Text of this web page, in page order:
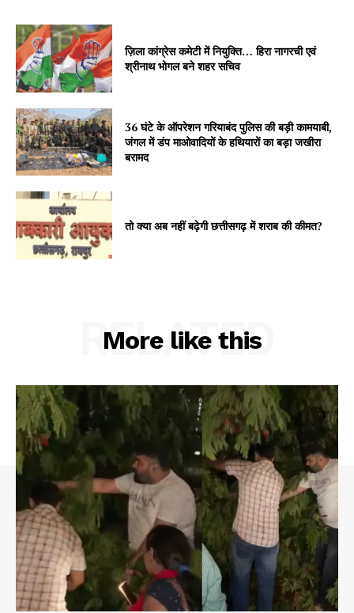
ज़िला कांग्रेस कमेटी में नियुक्ति… हिरा नागरची एवं
श्रीनाथ भोगल बने शहर सचिव
36 घंटे के ऑपरेशन गरियाबंद पुलिस की बड़ी कामयाबी,
जंगल में डंप माओवादियों के हथियारों का बड़ा जखीरा
बरामद
तो क्या अब नहीं बढ़ेगी छत्तीसगढ़ में शराब की कीमत?
More like this
RELATED